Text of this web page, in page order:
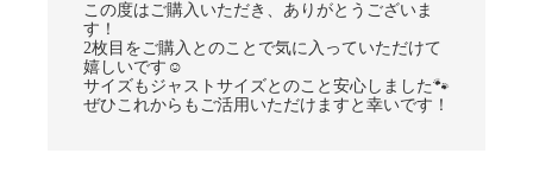
この度はご購入いただき、ありがとうございま
す！
2枚目をご購入とのことで気に入っていただけて
嬉しいです☺
サイズもジャストサイズとのこと安心しました🐾
ぜひこれからもご活用いただけますと幸いです！